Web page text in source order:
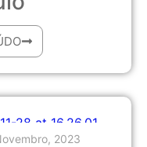
2023